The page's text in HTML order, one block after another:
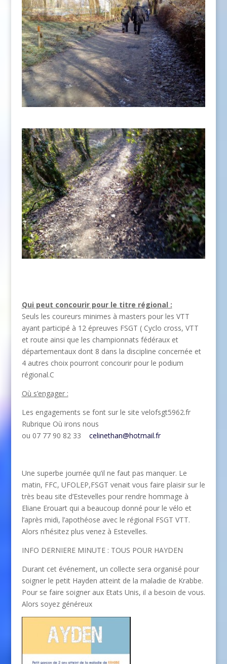
Qui peut concourir pour le titre régional :
Seuls les coureurs minimes à masters pour les VTT
ayant participé à 12 épreuves FSGT ( Cyclo cross, VTT
et route ainsi que les championnats fédéraux et
départementaux dont 8 dans la discipline concernée et
4 autres choix pourront concourir pour le podium
régional.C
Où s’engager :
Les engagements se font sur le site velofsgt5962.fr
Rubrique Où irons nous
ou 07 77 90 82 33 celinethan@hotmail.fr
Une superbe journée qu’il ne faut pas manquer. Le
matin, FFC, UFOLEP,FSGT venait vous faire plaisir sur le
très beau site d’Estevelles pour rendre hommage à
Eliane Erouart qui a beaucoup donné pour le vélo et
l’après midi, l’apothéose avec le régional FSGT VTT.
Alors n’hésitez plus venez à Estevelles.
INFO DERNIERE MINUTE : TOUS POUR HAYDEN
Durant cet événement, un collecte sera organisé pour
soigner le petit Hayden atteint de la maladie de Krabbe.
Pour se faire soigner aux Etats Unis, il a besoin de vous.
Alors soyez généreux